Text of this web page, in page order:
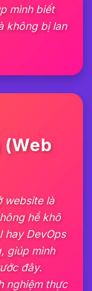
mình biết
không bị lan
(Web
website là
hề khô
hay DevOps
giúp mình
đây.
nghiệm thực